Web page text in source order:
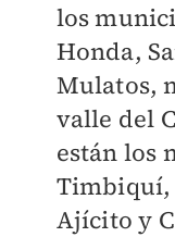
los
Honda,
Mulatos,
valle del
están los
Timbiquí,
Ajícito y